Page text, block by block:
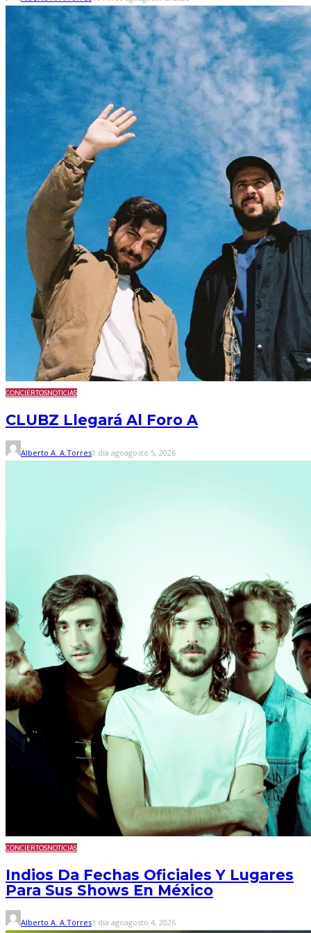
CONCIERTOSNOTICIAS
CLUBZ Llegará Al Foro A
Alberto A. A.Torres1 día agoagosto 5, 2026
CONCIERTOSNOTICIAS
Indios Da Fechas Oficiales Y Lugares
Para Sus Shows En México
Alberto A. A.Torres1 día agoagosto 4, 2026